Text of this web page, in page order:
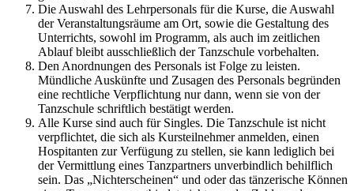
Die Auswahl des Lehrpersonals für die Kurse, die Auswahl
der Veranstaltungsräume am Ort, sowie die Gestaltung des
Unterrichts, sowohl im Programm, als auch im zeitlichen
Ablauf bleibt ausschließlich der Tanzschule vorbehalten.
Den Anordnungen des Personals ist Folge zu leisten.
Mündliche Auskünfte und Zusagen des Personals begründen
eine rechtliche Verpflichtung nur dann, wenn sie von der
Tanzschule schriftlich bestätigt werden.
Alle Kurse sind auch für Singles. Die Tanzschule ist nicht
verpflichtet, die sich als Kursteilnehmer anmelden, einen
Hospitanten zur Verfügung zu stellen, sie kann lediglich bei
der Vermittlung eines Tanzpartners unverbindlich behilflich
sein. Das „Nichterscheinen“ und oder das tänzerische Können